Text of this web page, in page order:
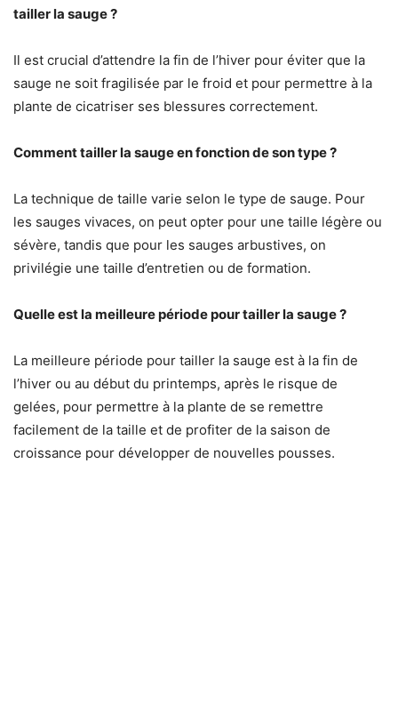
tailler la sauge ?
Il est crucial d’attendre la fin de l’hiver pour éviter que la
sauge ne soit fragilisée par le froid et pour permettre à la
plante de cicatriser ses blessures correctement.
Comment tailler la sauge en fonction de son type ?
La technique de taille varie selon le type de sauge. Pour
les sauges vivaces, on peut opter pour une taille légère ou
sévère, tandis que pour les sauges arbustives, on
privilégie une taille d’entretien ou de formation.
Quelle est la meilleure période pour tailler la sauge ?
La meilleure période pour tailler la sauge est à la fin de
l’hiver ou au début du printemps, après le risque de
gelées, pour permettre à la plante de se remettre
facilement de la taille et de profiter de la saison de
croissance pour développer de nouvelles pousses.